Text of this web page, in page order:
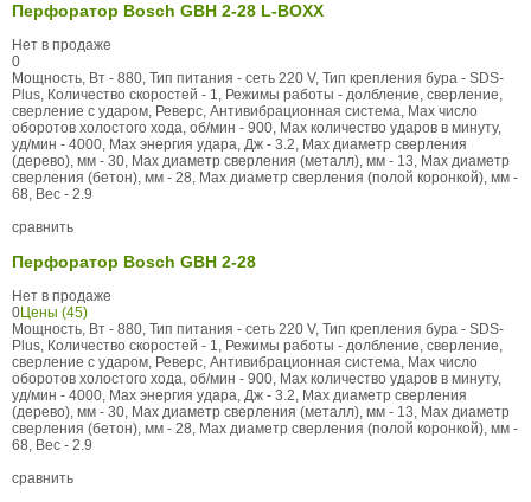
Перфоратор Bosch GBH 2-28 L-BOXX
Нет в продаже
0
Мощность, Вт - 880, Тип питания - сеть 220 V, Тип крепления бура - SDS-
Plus, Количество скоростей - 1, Режимы работы - долбление, сверление,
сверление с ударом, Реверс, Антивибрационная система, Max число
оборотов холостого хода, об/мин - 900, Max количество ударов в минуту,
уд/мин - 4000, Max энергия удара, Дж - 3.2, Max диаметр сверления
(дерево), мм - 30, Max диаметр сверления (металл), мм - 13, Max диаметр
сверления (бетон), мм - 28, Max диаметр сверления (полой коронкой), мм -
68, Вес - 2.9
сравнить
Перфоратор Bosch GBH 2-28
Нет в продаже
0Цены (45)
Мощность, Вт - 880, Тип питания - сеть 220 V, Тип крепления бура - SDS-
Plus, Количество скоростей - 1, Режимы работы - долбление, сверление,
сверление с ударом, Реверс, Антивибрационная система, Max число
оборотов холостого хода, об/мин - 900, Max количество ударов в минуту,
уд/мин - 4000, Max энергия удара, Дж - 3.2, Max диаметр сверления
(дерево), мм - 30, Max диаметр сверления (металл), мм - 13, Max диаметр
сверления (бетон), мм - 28, Max диаметр сверления (полой коронкой), мм -
68, Вес - 2.9
сравнить